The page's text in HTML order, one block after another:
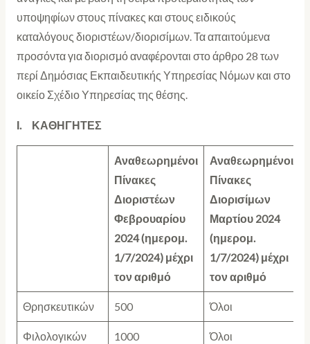
υποψηφίων στους πίνακες και στους ειδικούς
καταλόγους διοριστέων/διορισίμων. Τα απαιτούμενα
προσόντα για διορισμό αναφέρονται στο άρθρο 28 των
περί Δημόσιας Εκπαιδευτικής Υπηρεσίας Νόμων και στο
οικείο Σχέδιο Υπηρεσίας της θέσης.
Ι. ΚΑΘΗΓΗΤΕΣ
Αναθεωρημένοι
Πίνακες
Διοριστέων
Φεβρουαρίου
2024(ημερομ.
1/7/2024) μέχρι
τον αριθμό
Αναθεωρημένοι
Πίνακες
Διορισίμων
Μαρτίου 2024
(ημερομ.
1/7/2024) μέχρι
τον αριθμό
Θρησκευτικών 500 Όλοι
Φιλολογικών 1000 Όλοι